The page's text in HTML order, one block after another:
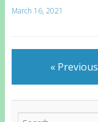
March 16, 2021
« Previous